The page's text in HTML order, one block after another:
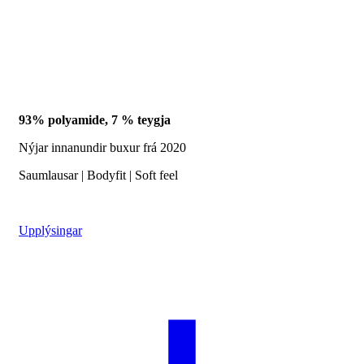
93% polyamide, 7 % teygja
Nýjar innanundir buxur frá 2020
Saumlausar | Bodyfit | Soft feel
Upplýsingar